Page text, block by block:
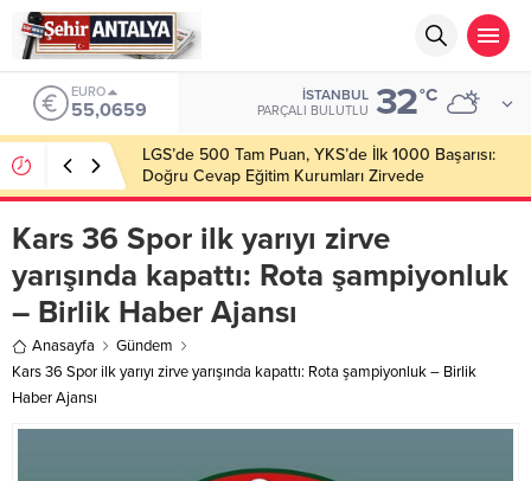
ALTIN
6.521,17
İSTANBUL
PARÇALI BULUTLU 32°C
Latif Albayrak’tan Bursa Erzurum Dernekleri
Federasyonu İçin 25 Maddelik Büyük Vizyon
Kars 36 Spor ilk yarıyı zirve
yarışında kapattı: Rota şampiyonluk
– Birlik Haber Ajansı
Anasayfa
Gündem
Kars 36 Spor ilk yarıyı zirve yarışında kapattı: Rota şampiyonluk – Birlik
Haber Ajansı